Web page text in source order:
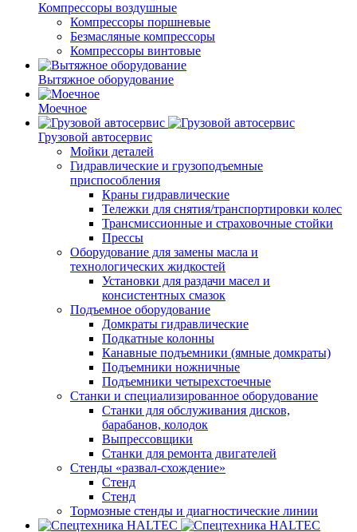
Компрессоры воздушные
Компрессоры поршневые
Безмасляные компрессоры
Компрессоры винтовые
Вытяжное оборудование
Моечное
Грузовой автосервис
Мойки деталей
Гидравлические и грузоподъемные
приспособления
Краны гидравлические
Тележки для снятия/транспортировки колес
Трансмиссионные и страховочные стойки
Прессы
Оборудование для замены масла и
технологических жидкостей
Установки для раздачи масел и
консистентных смазок
Подъемное оборудование
Домкраты гидравлические
Подкатные колонны
Канавные подъемники (ямные домкраты)
Подъемники ножничные
Подъемники четырехстоечные
Станки и специализированное оборудование
Станки для обслуживания дисков,
барабанов, колодок
Выпрессовщики
Станки для ремонта двигателей
Стенды «развал-схождение»
Стенд
Стенд
Тормозные стенды и диагностические линии